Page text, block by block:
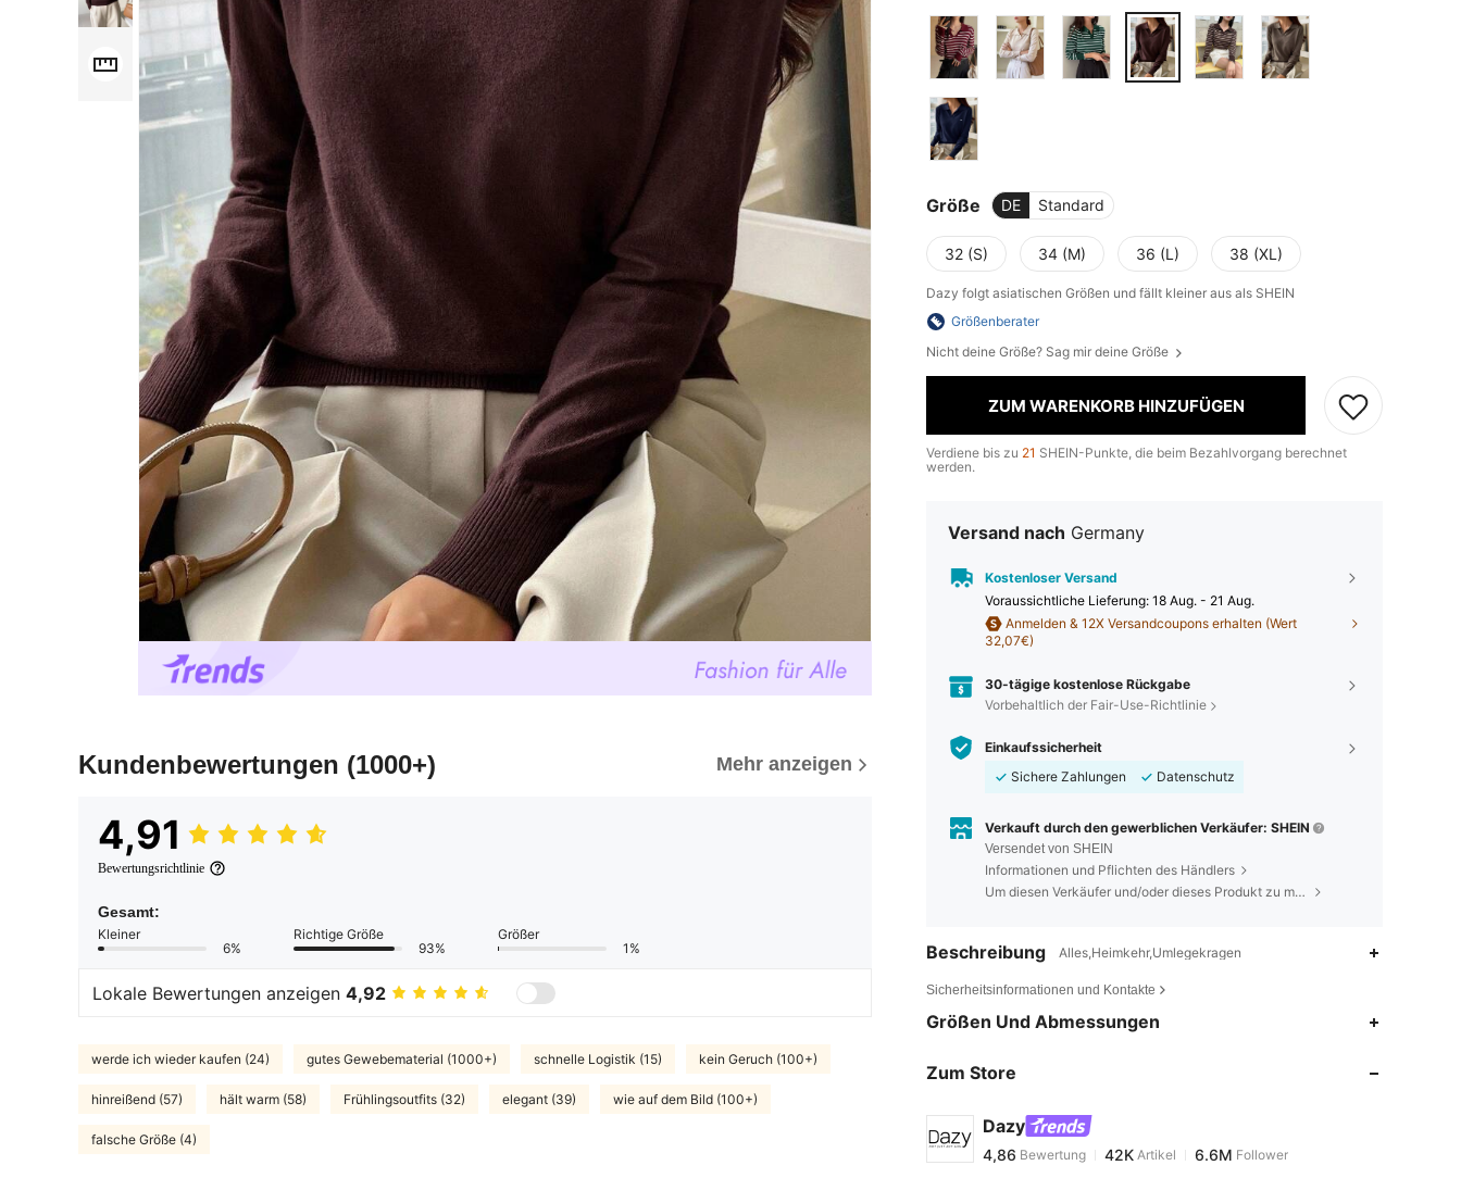
Kundenbewertungen (1000+) Mehr anzeigen
4,91
Bewertungsrichtlinie
Gesamt:
Kleiner
6%
Richtige Größe
93%
Größer
1%
Lokale Bewertungen anzeigen 4,92
werde ich wieder kaufen (24) gutes Gewebematerial (1000+) schnelle Logistik (15) kein Geruch (100+)
hinreißend (57) hält warm (58) Frühlingsoutfits (32) elegant (39) wie auf dem Bild (100+)
falsche Größe (4)
Größe DE Standard
32 (S) 34 (M) 36 (L) 38 (XL)
Dazy folgt asiatischen Größen und fällt kleiner aus als SHEIN
Größenberater
Nicht deine Größe? Sag mir deine Größe
ZUM WARENKORB HINZUFÜGEN
Verdiene bis zu 21 SHEIN-Punkte, die beim Bezahlvorgang berechnet
werden.
Versand nach Germany
Kostenloser Versand
Voraussichtliche Lieferung: 18 Aug. - 21 Aug.
Anmelden & 12X Versandcoupons erhalten (Wert
32,07€)
30-tägige kostenlose Rückgabe
Vorbehaltlich der Fair-Use-Richtlinie
Einkaufssicherheit
Sichere Zahlungen
Datenschutz
Verkauft durch den gewerblichen Verkäufer: SHEIN
Versendet von SHEIN
Informationen und Pflichten des Händlers
Um diesen Verkäufer und/oder dieses Produkt zu melden
Beschreibung Alles,Heimkehr,Umlegekragen
Sicherheitsinformationen und Kontakte
Größen Und Abmessungen
Zum Store
Dazy
4,86
4,86 Bewertung
s***tbezahltVor 1 Tag